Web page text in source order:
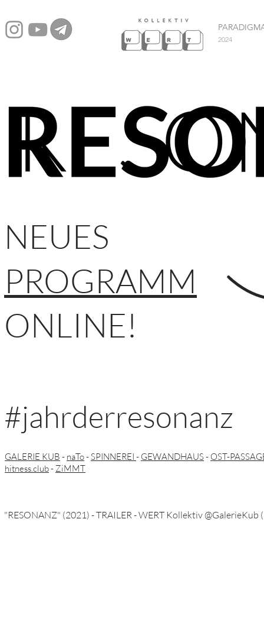
2024
NEUES
PROGRAMM
ONLINE!
#jahrderresonanz
GALERIE KUB - naTo-SPINNEREI - GEWANDHAUS- OST-
hitness.club- ZiMMT
"RESONANZ" (2021) - TRAILER - WERT Kollektiv @GalerieKub